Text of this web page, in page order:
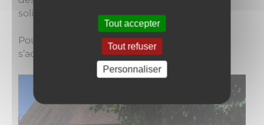
solidarisés avec du plomb et mastiqués.
Pour toute visite de l’église, il convient de
s’adresser aux services de la Mairie.
Tout accepter
Tout refuser
Personnaliser